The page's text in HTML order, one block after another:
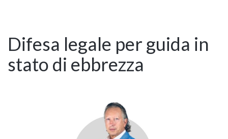
Difesa legale per guida in
stato di ebbrezza